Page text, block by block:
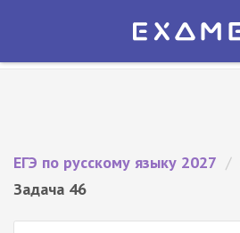
Экзамер — ЕГЭ 2027
ЕГЭ по русскому языку 2027 /
Задача 46